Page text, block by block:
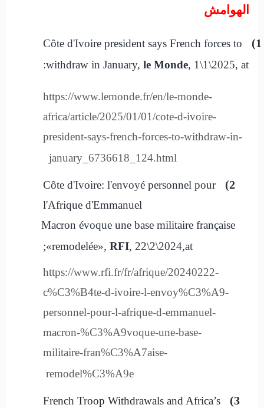
الهوامش
1)
Côte d'Ivoire president says French forces to
withdraw in January, le Monde, 1\1\2025, at:
https://www.lemonde.fr/en/le-monde-
africa/article/2025/01/01/cote-d-ivoire-
president-says-french-forces-to-withdraw-in-
january_6736618_124.html
2)
Côte d'Ivoire: l'envoyé personnel pour
l'Afrique d'Emmanuel
Macron évoque une base militaire française
«remodelée», RFI, 22\2\2024,at;
https://www.rfi.fr/fr/afrique/20240222-
c%C3%B4te-d-ivoire-l-envoy%C3%A9-
personnel-pour-l-afrique-d-emmanuel-
macron-%C3%A9voque-une-base-
militaire-fran%C3%A7aise-
remodel%C3%A9e
3)
French Troop Withdrawals and Africa’s